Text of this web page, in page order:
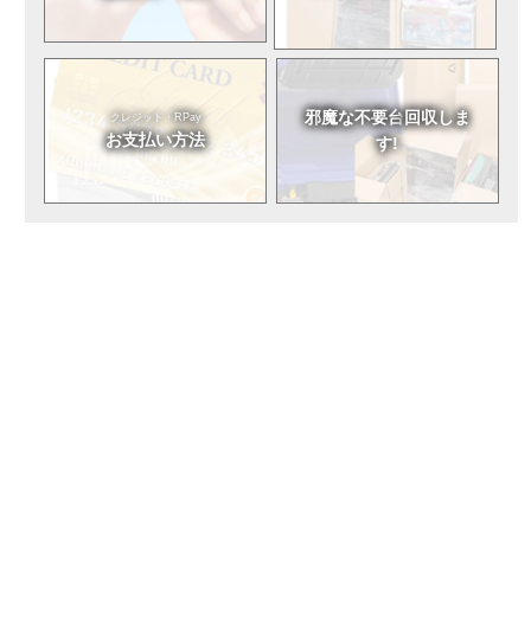
クレジット・RPay
お支払い方法
邪魔な不要台回収しま
す!